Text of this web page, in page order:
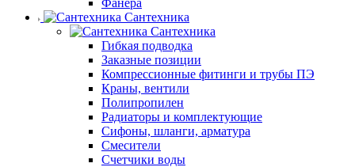
Фанера
Сантехника
Сантехника
Гибкая подводка
Заказные позиции
Компрессионные фитинги и трубы ПЭ
Краны, вентили
Полипропилен
Радиаторы и комплектующие
Сифоны, шланги, арматура
Смесители
Счетчики воды